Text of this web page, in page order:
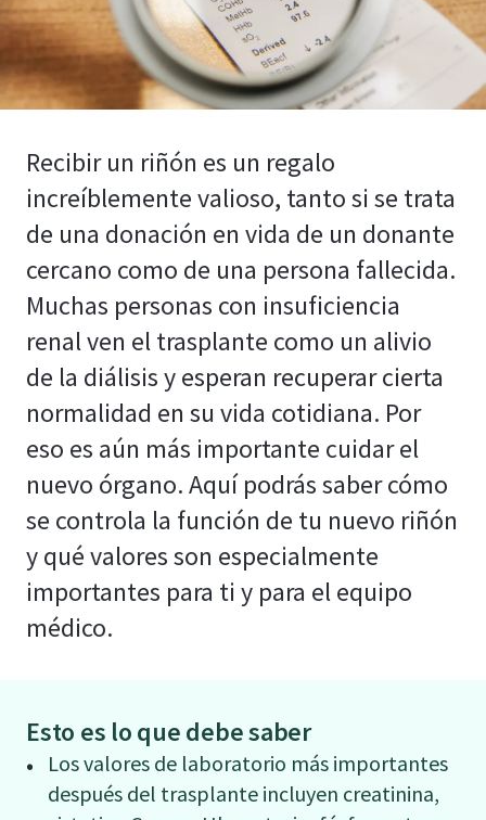
Recibir un riñón es un regalo
increíblemente valioso, tanto si se trata
de una donación en vida de un donante
cercano como de una persona fallecida.
Muchas personas con insuficiencia
renal ven el trasplante como un alivio
de la diálisis y esperan recuperar cierta
normalidad en su vida cotidiana. Por
eso es aún más importante cuidar el
nuevo órgano. Aquí podrás saber cómo
se controla la función de tu nuevo riñón
y qué valores son especialmente
importantes para ti y para el equipo
médico.
Esto es lo que debe saber
Los valores de laboratorio más importantes
después del trasplante incluyen creatinina,